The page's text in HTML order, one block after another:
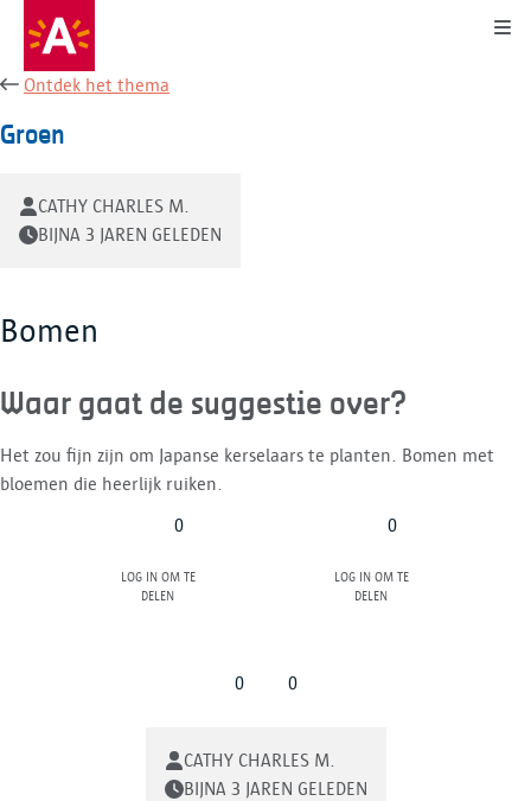
Ontdek het thema
Groen
CATHY CHARLES M.
BIJNA 3 JAREN GELEDEN
Bomen
Waar gaat de suggestie over?
Het zou fijn zijn om Japanse kerselaars te planten. Bomen met
bloemen die heerlijk ruiken.
0
Log in om te
delen
0
Log in om te
delen
0 0
CATHY CHARLES M.
BIJNA 3 JAREN GELEDEN